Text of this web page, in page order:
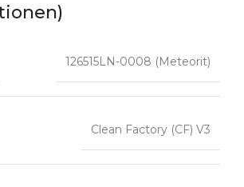
126515LN-0008 (Meteorit)
Clean Factory (CF) V3